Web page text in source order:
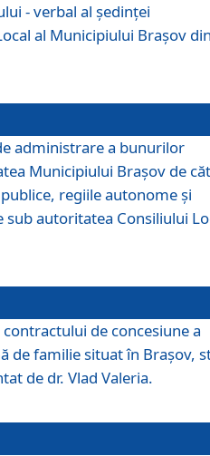
- verbal al ședinței
al Municipiului Brașov
administrare a bunurilor
Municipiului Brașov de
regiile autonome și
autoritatea Consiliului
de concesiune a
de familie situat în Braşov,
de dr. Vlad Valeria.